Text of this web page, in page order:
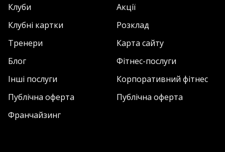
Клуби
Акції
Клубні картки
Розклад
Тренери
Карта сайту
Блог
Фітнес-послуги
Інші послуги
Корпоративний фітнес
Публічна оферта
Публічна оферта
Франчайзинг